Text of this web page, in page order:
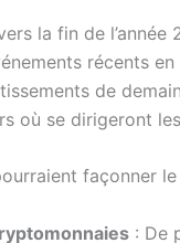
la fin de
récents
de
où se dirigeront
façonner
: De